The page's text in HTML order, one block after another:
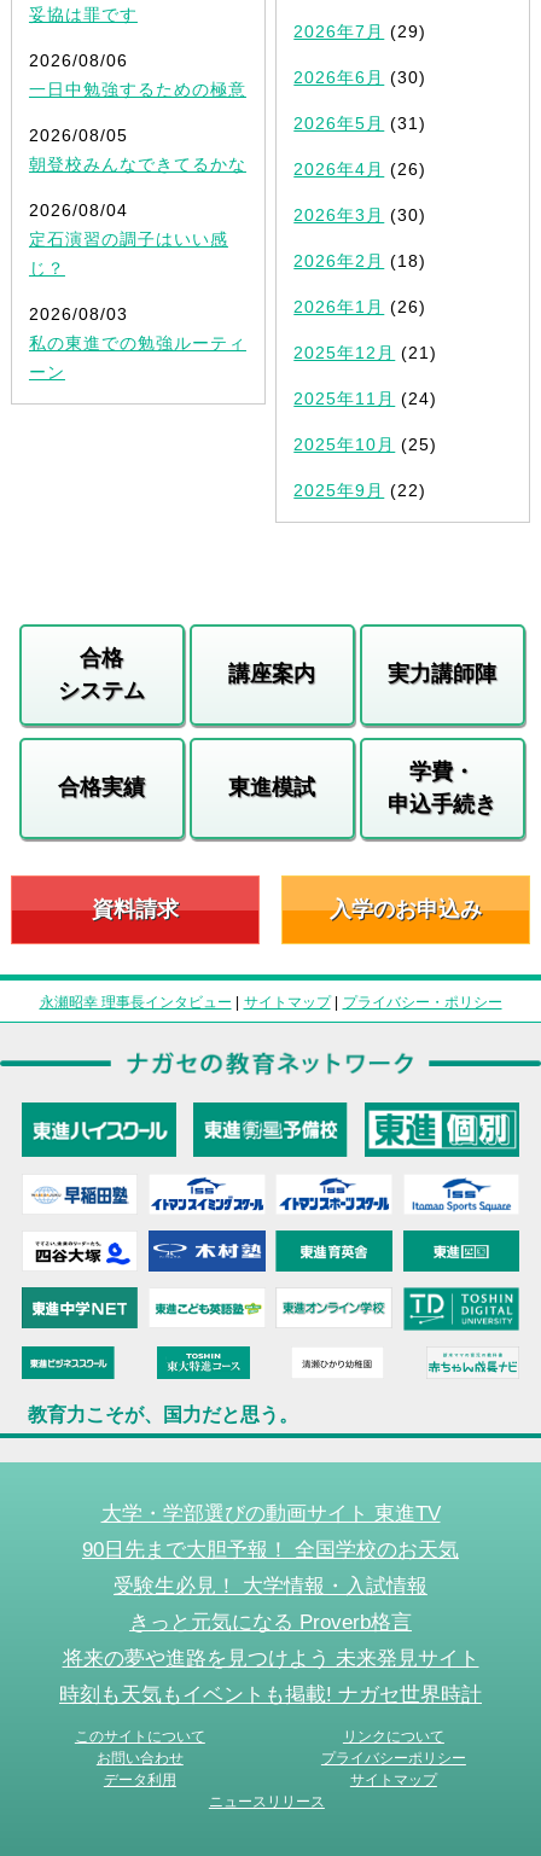
妥協は罪です
2026/08/06
一日中勉強するための極意
2026/08/05
朝登校みんなできてるかな
2026/08/04
定石演習の調子はいい感
じ？
2026/08/03
私の東進での勉強ルーティ
ーン
2026年7月 (29)
2026年6月 (30)
2026年5月 (31)
2026年4月 (26)
2026年3月 (30)
2026年2月 (18)
2026年1月 (26)
2025年12月 (21)
2025年11月 (24)
2025年10月 (25)
2025年9月 (22)
合格
システム
講座案内 実力講師陣
合格実績 東進模試
学費・
申込手続き
資料請求 入学のお申込み
永瀬昭幸 理事長インタビュー | サイトマップ| プライバシー・ポリシー
教育力こそが、国力だと思う。
大学・学部選びの動画サイト 東進TV
90日先まで大胆予報！ 全国学校のお天気
受験生必見！ 大学情報・入試情報
きっと元気になる Proverb格言
将来の夢や進路を見つけよう 未来発見サイト
時刻も天気もイベントも掲載! ナガセ世界時計
このサイトについて
リンクについて
お問い合わせ
プライバシーポリシー
データ利用
サイトマップ
ニュースリリース